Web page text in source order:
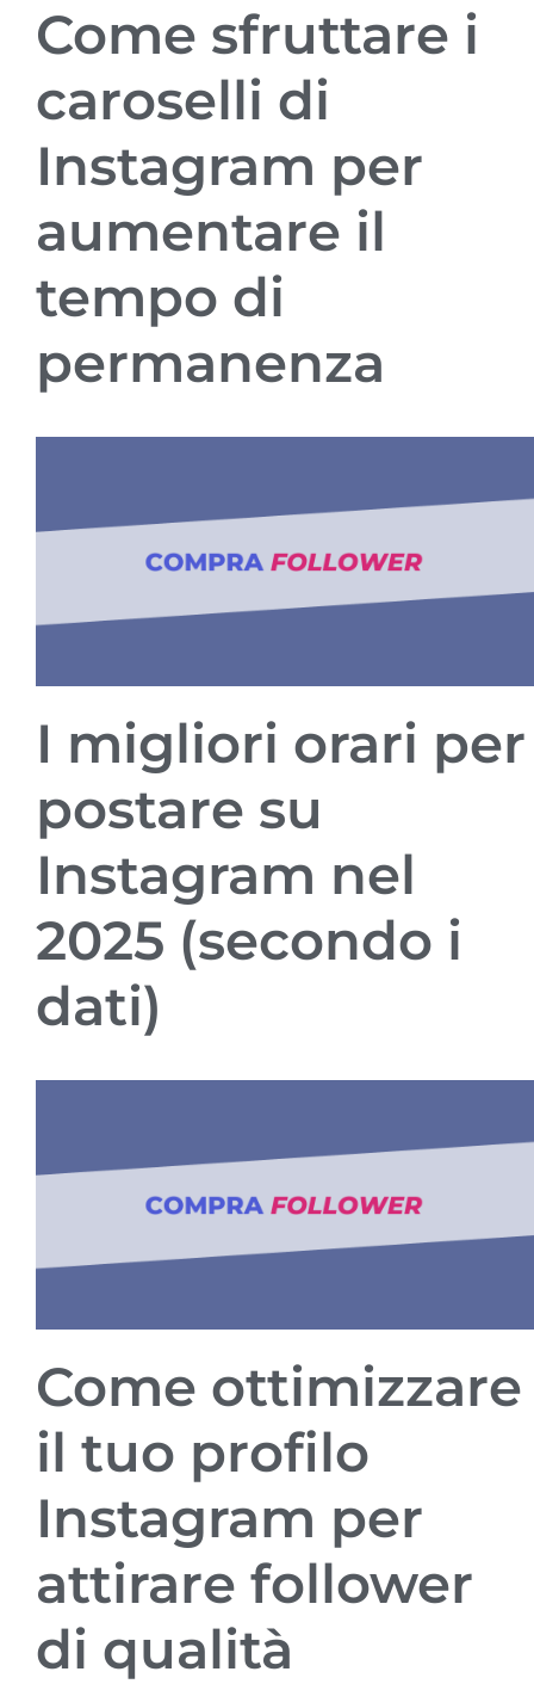
Come sfruttare i
caroselli di
Instagram per
aumentare il
tempo di
permanenza
I migliori orari per
postare su
Instagram nel
2025 (secondo i
dati)
Come ottimizzare
il tuo profilo
Instagram per
attirare follower
di qualità